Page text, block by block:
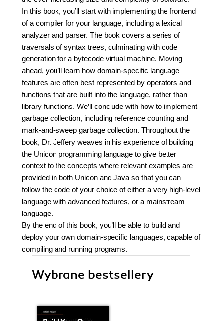
In this book, you’ll start with implementing the frontend
of a compiler for your language, including a lexical
analyzer and parser. The book covers a series of
traversals of syntax trees, culminating with code
generation for a bytecode virtual machine. Moving
ahead, you’ll learn how domain-specific language
features are often best represented by operators and
functions that are built into the language, rather than
library functions. We’ll conclude with how to implement
garbage collection, including reference counting and
mark-and-sweep garbage collection. Throughout the
book, Dr. Jeffery weaves in his experience of building
the Unicon programming language to give better
context to the concepts where relevant examples are
provided in both Unicon and Java so that you can
follow the code of your choice of either a very high-level
language with advanced features, or a mainstream
language.
By the end of this book, you’ll be able to build and
deploy your own domain-specific languages, capable of
compiling and running programs.
Wybrane bestsellery